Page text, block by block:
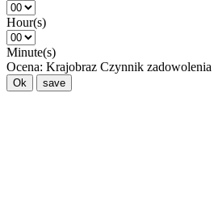
Hour(s)
Minute(s)
Ocena: Krajobraz Czynnik zadowolenia
Ok save